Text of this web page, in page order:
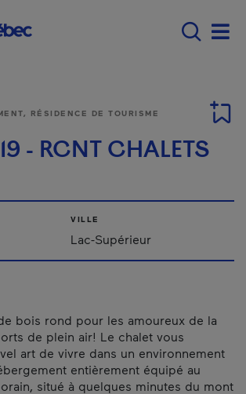
Main navigation -
RÉSIDENCE DE TOURISME
- RCNT CHALETS
VILLE
Lac-Supérieur
bois rond pour les amoureux de la
de plein air! Le chalet vous
art de vivre dans un environnement
entièrement équipé au
situé à quelques minutes du mont